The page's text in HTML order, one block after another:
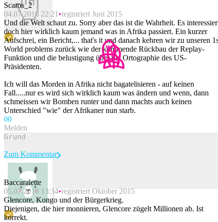
Scaros_2
04.07.2018 22:21 registriert Juni 2015
Und die Welt schaut zu. Sorry aber das ist die Wahrheit. Es
doch hier wirklich kaum jemand was in Afrika passiert. Ein kurzer
Aufschrei, ein Bericht,... that's it und danach kehren wir zu unseren
World problems zurück wie der kommende Rückbau der Replay-
Funktion und die belustigung über die Ortographie des US-
Präsidenten.
Ich will das Morden in Afrika nicht bagatelisieren - auf keinen
Fall.....nur es wird sich wirklich kaum was ändern und wenn, dann
schmeissen wir Bomben runter und dann machts auch keinen
Unterschied "wie" der Afrikaner nun starb.
00
Melden
Beitrag melden
Zum Kommentar
Baccaralette
05.07.2018 13:34 registriert Oktober 2015
Glencore, Kongo und der Bürgerkrieg.
Diejenigen, die hier monnieren, Glencore zügelt Millionen ab. Ist
korrekt.